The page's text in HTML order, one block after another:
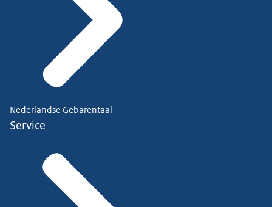
Nederlandse Gebarentaal
Service